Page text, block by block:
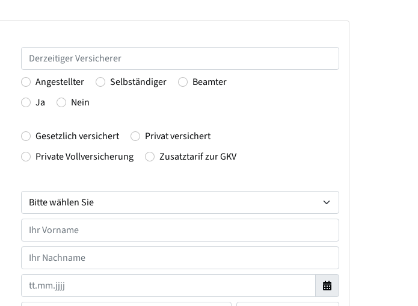
Angestellter Selbständiger
Beamter
Ja Nein
Gesetzlich versichert
Privat versichert
Private Vollversicherung
Zusatztarif zur GKV